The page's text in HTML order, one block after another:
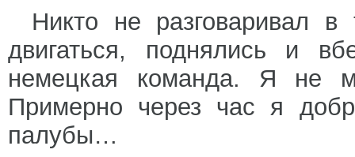
Никто не разговаривал
двигаться, поднялись и
немецкая команда. Я не
Примерно через час я
палубы…